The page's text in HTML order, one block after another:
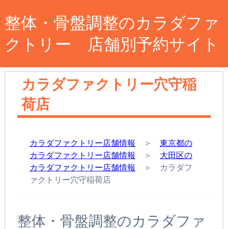
整体・骨盤調整のカラダファ
クトリー 店舗別予約サイト
カラダファクトリー穴守稲
荷店
カラダファクトリー店舗情報 ＞ 東京都の
カラダファクトリー店舗情報
＞ 大田区の
カラダファクトリー店舗情報
＞ カラダフ
ァクトリー穴守稲荷店
整体・骨盤調整のカラダファ